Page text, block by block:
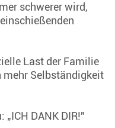
schwerer wird,
Last der Familie
mehr Selbständigkeit
DANK DIR!"